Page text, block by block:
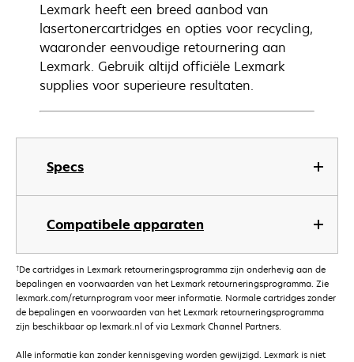
Specs
Compatibele apparaten
Lexmark heeft een breed aanbod van
lasertonercartridges en opties voor recycling,
waaronder eenvoudige retournering aan
Lexmark. Gebruik altijd officiële Lexmark
supplies voor superieure resultaten.
†De cartridges in Lexmark retourneringsprogramma zijn onderhevig aan de
bepalingen en voorwaarden van het Lexmark retourneringsprogramma. Zie
lexmark.com/returnprogram voor meer informatie. Normale cartridges zonder
de bepalingen en voorwaarden van het Lexmark retourneringsprogramma
zijn beschikbaar op lexmark.nl of via Lexmark Channel Partners.
Alle informatie kan zonder kennisgeving worden gewijzigd. Lexmark is niet